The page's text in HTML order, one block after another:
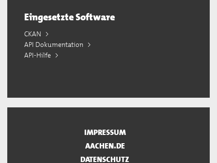
Eingesetzte Software
CKAN
API Dokumentation
API-Hilfe
IMPRESSUM
AACHEN.DE
DATENSCHUTZ